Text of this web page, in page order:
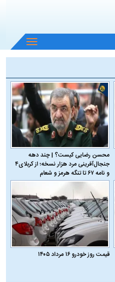
باز
و
منو
محسن رضایی کیست؟ | چند دهه
جنجال‌آفرینی مرد هزار نسخه؛ از کربلای۴
و نامه ۶۷ تا تنگه هرمز و شعام
قیمت روز خودرو ۱۶ مرداد ۱۴۰۵